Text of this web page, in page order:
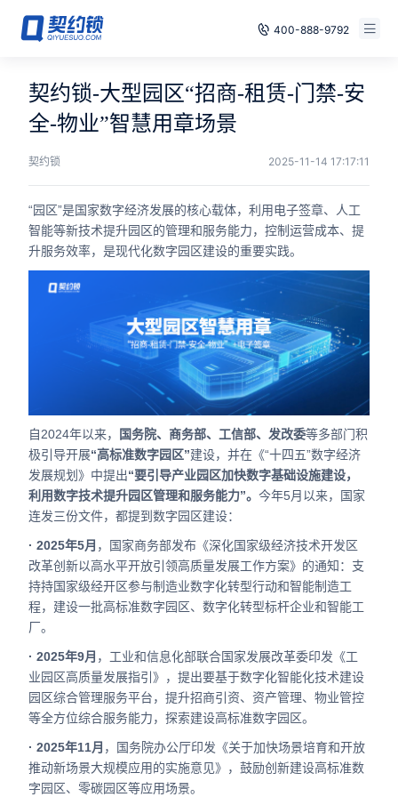
400-888-9792
电子签章
印章管控
数字存档
安全合规
我们
免费试用
已有账号，登录
契约锁-大型园区“招商-租赁-门禁-安
全-物业”智慧用章场景
契约锁 2025-11-14 17:17:11
“园区”是国家数字经济发展的核心载体，利用电子签章、人工
智能等新技术提升园区的管理和服务能力，控制运营成本、提
升服务效率，是现代化数字园区建设的重要实践。
自2024年以来， 国务院、商务部、工信部、发改委等多部门积
极引导开展“高标准数字园区”建设，并在《“十四五”数字经济
发展规划》中提出“要引导产业园区加快数字基础设施建设，
利用数字技术提升园区管理和服务能力”。 今年5月以来，国家
连发三份文件，都提到数字园区建设：
· 2025年5月 ，国家商务部发布《深化国家级经济技术开发区
改革创新以高水平开放引领高质量发展工作方案》的通知：支
持持国家级经开区参与制造业数字化转型行动和智能制造工
程，建设一批高标准数字园区、数字化转型标杆企业和智能工
厂。
· 2025年9月 ，工业和信息化部联合国家发展改革委印发《工
业园区高质量发展指引》，提出要基于数字化智能化技术建设
园区综合管理服务平台，提升招商引资、资产管理、物业管控
等全方位综合服务能力，探索建设高标准数字园区。
· 2025年11月 ，国务院办公厅印发《关于加快场景培育和开放
推动新场景大规模应用的实施意见》，鼓励创新建设高标准数
字园区、零碳园区等应用场景。